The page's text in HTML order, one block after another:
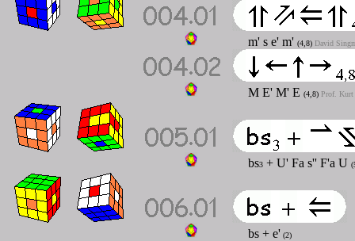
m' s e' m' (4,8) David
M E' M' E (4,8) Prof. Kurt
bs3 + U' Fa s'' F'a U
bs + e' (2)